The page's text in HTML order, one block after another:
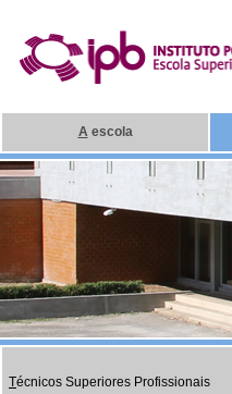
A escola
Técnicos Superiores Profissionais